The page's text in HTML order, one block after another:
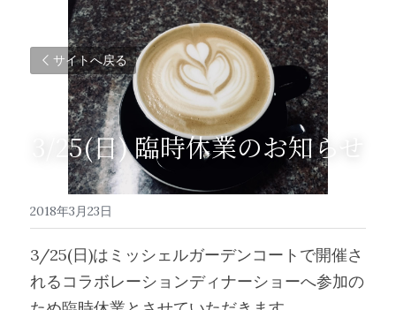
サイトへ戻る
3/25(日) 臨時休業のお知らせ
2018年3月23日
3/25(日)はミッシェルガーデンコートで開催さ
れるコラボレーションディナーショーへ参加の